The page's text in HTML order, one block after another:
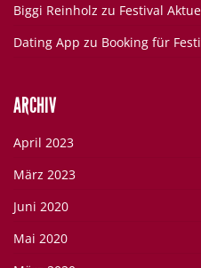
Biggi Reinholz zu Festival
Dating App zu Booking für
ARCHIV
April 2023
März 2023
Juni 2020
Mai 2020